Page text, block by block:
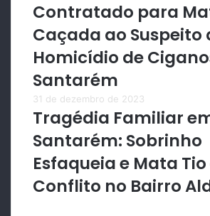
Contratado para
Caçada ao Suspeito
Homicídio de
Santarém
31 de dezembro de 2023
Tragédia Familiar
Santarém: Sobrinho
Esfaqueia e Mata
Conflito no Bairro